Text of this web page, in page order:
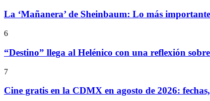
La ‘Mañanera’ de Sheinbaum: Lo más
6
“Destino” llega al Helénico con una reflexión
7
Cine gratis en la CDMX en agosto de 2026: